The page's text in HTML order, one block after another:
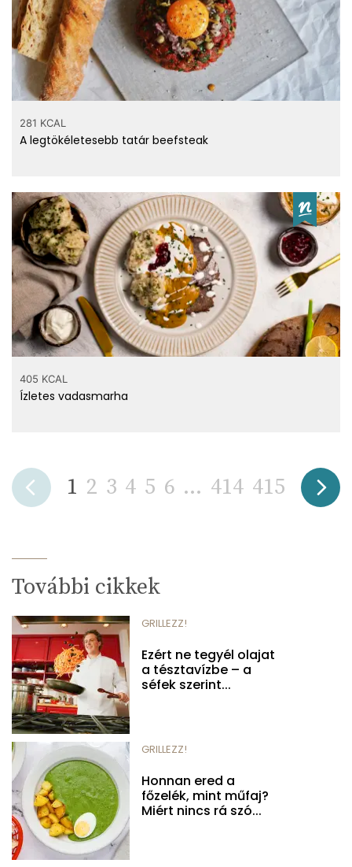
281 KCAL
A legtökéletesebb tatár beefsteak
405 KCAL
Ízletes vadasmarha
1 2 3 4 5 6 ... 414 415
További cikkek
GRILLEZZ!
Ezért ne tegyél olajat
a tésztavízbe – a
séfek szerint...
GRILLEZZ!
Honnan ered a
főzelék, mint műfaj?
Miért nincs rá szó...